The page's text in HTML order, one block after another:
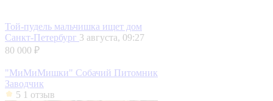
Той-пудель мальчишка ищет дом
Санкт-Петербург 3 августа, 09:27
80 000 ₽
"МиМиМишки" Собачий Питомник
Заводчик
5 1 отзыв